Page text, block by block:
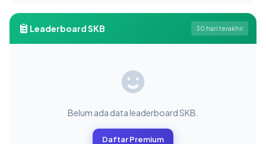
Leaderboard SKB 30 hari terakhir
Belum ada data leaderboard SKB.
Daftar Premium